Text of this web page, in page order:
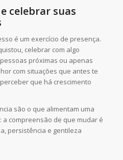
celebrar suas
é um exercício de presença.
celebrar com algo
próximas ou apenas
com situações que antes te
que há crescimento
são o que alimentam uma
compreensão de que mudar é
persistência e gentileza